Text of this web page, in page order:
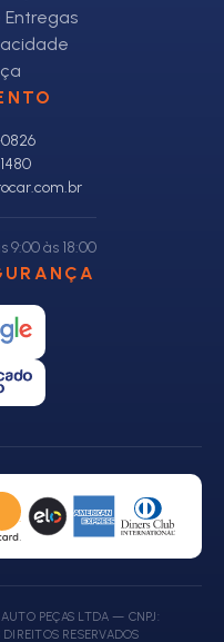
Entregas
9:00 às 18:00
PEÇAS LTDA — CNPJ:
RESERVADOS